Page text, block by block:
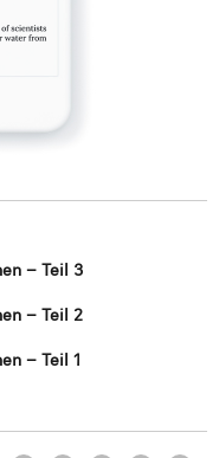
– Teil 3
– Teil 2
– Teil 1